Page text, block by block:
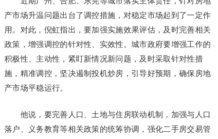
产市场升温问题出台了调控措施，对稳定市场起到了一定作
用。对此，倪虹指出，要加强实施效果评估，及时完善相关
政策，增强调控的针对性、实效性。城市政府要增强工作的
积极性、主动性，紧盯新情况新问题，及时采取针对性措
施，精准调控，坚决遏制投机炒房，引导好预期，确保房地
产市场平稳运行。
他说，要完善人口、土地与住房联动机制，加强与人口
落户、义务教育等相关政策的统筹协调，强化二手房交易管